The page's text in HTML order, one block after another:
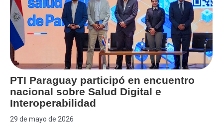
PTI Paraguay participó en encuentro
nacional sobre Salud Digital e
Interoperabilidad
29 de mayo de 2026